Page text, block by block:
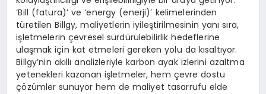
‘Bill (fatura)’ ve ‘energy (enerji)’ kelimelerinden
türetilen Billgy, maliyetlerin iyileştirilmesinin yanı sıra,
işletmelerin çevresel sürdürülebilirlik hedeflerine
ulaşmak için kat etmeleri gereken yolu da kısaltıyor.
Billgy’nin akıllı analizleriyle karbon ayak izlerini azaltma
yetenekleri kazanan işletmeler, hem çevre dostu
çözümler sunuyor hem de maliyet tasarrufu elde